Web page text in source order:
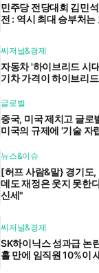
민주당 전당대회 김민
전 : 역시 최대 승부처는
씨저널&경제
자동차 '하이브리드 시
기차 가격이 하이브리
글로벌
중국, 미국 제치고 글로
미국의 규제에 '기술 자
뉴스&이슈
[허프 사람&말} 경기도
데도 재정은 웃지 못한
신세"
씨저널&경제
SK하이닉스 성과급 논
흘 만에 임직원 10%이